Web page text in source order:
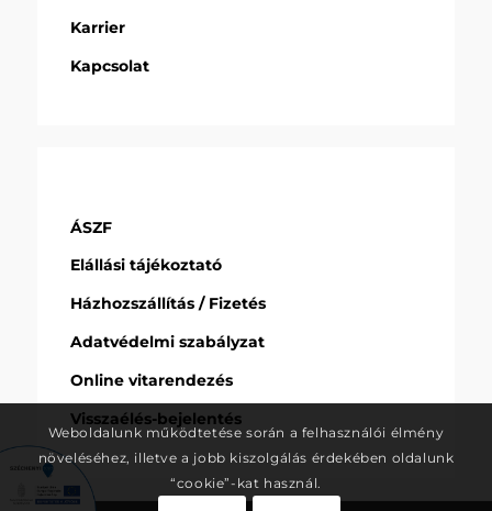
Karrier
Kapcsolat
ÁSZF
Elállási tájékoztató
Házhozszállítás / Fizetés
Adatvédelmi szabályzat
Online vitarendezés
Visszaélés-bejelentés
Weboldalunk működtetése során a felhasználói élmény
növeléséhez, illetve a jobb kiszolgálás érdekében oldalunk
“cookie”-kat használ.